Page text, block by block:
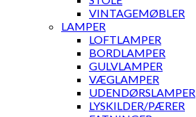
VINTAGEMØBLER
LAMPER
LOFTLAMPER
BORDLAMPER
GULVLAMPER
VÆGLAMPER
UDENDØRSLAMPER
LYSKILDER/PÆRER